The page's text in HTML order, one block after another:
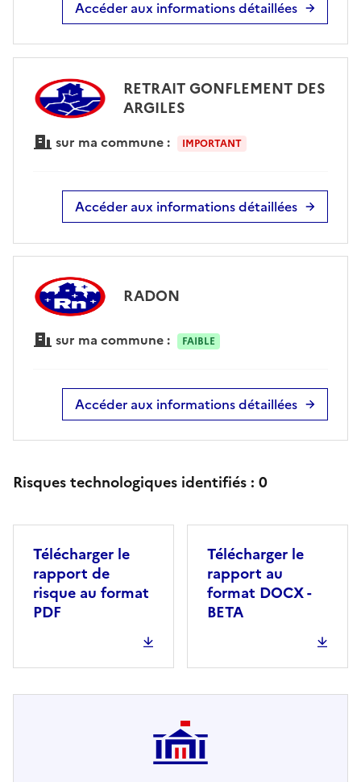
Accéder aux informations détaillées
RETRAIT GONFLEMENT DES
ARGILES
sur ma commune : IMPORTANT
Accéder aux informations détaillées
RADON
sur ma commune : FAIBLE
Accéder aux informations détaillées
Risques technologiques identifiés : 0
Télécharger le
rapport de
risque au format
PDF
Télécharger le
rapport au
format DOCX -
BETA